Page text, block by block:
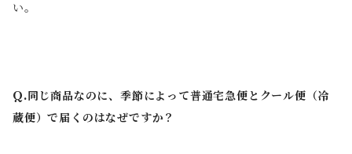
い。
Q.同じ商品なのに、季節によって普通宅急便とクール便（冷
蔵便）で届くのはなぜですか？